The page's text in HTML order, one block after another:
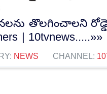
తొలగించాలని
| 10tvnews.....»»
NEWS CHANNEL: